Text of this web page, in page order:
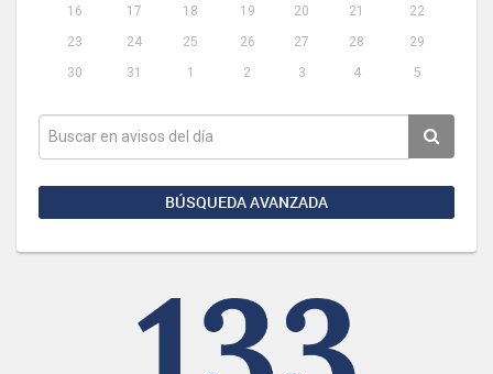
16
17 18 19 20 21
22
23
24 25 26 27 28
29
30
31 1 2 3 4 5
BÚSQUEDA AVANZADA